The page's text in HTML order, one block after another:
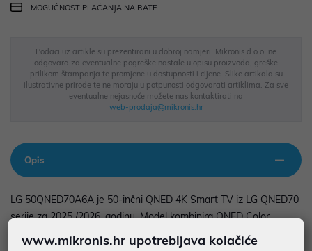
MOGUĆNOST PLAĆANJA NA RATE
Podaci uz artikle su prezentirani u dobroj namjeri. Mikronis d.o.o. ne
odgovara za eventualne pogreške nastale u opisu proizvoda, greške
prilikom štampanja te promjene u dostupnosti i cijene. Slike artikala su
ilustrativne prirode te ne moraju u potpunosti odgovarati artiklima. Za sve
eventualne nejasnoće možete nas kontaktirati na
web-prodaja@mikronis.hr
Opis
LG 50QNED70A6A je 50-inčni QNED 4K Smart TV iz LG QNED70
serije za 2025./2026. godinu. Model kombinira QNED Color
tehnologiju, Direct LED osvjetljenje i ?7 AI Processor Gen8 za bolji
www.mikronis.hr upotrebljava kolačiće